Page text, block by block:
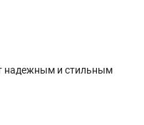
надежным и стильным